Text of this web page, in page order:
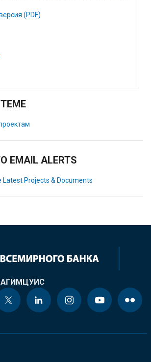
(PDF)
EMAIL ALERTS
Latest Projects & Documents
МЦУИС